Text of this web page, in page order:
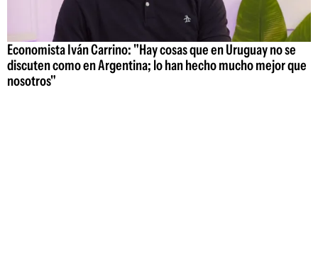
Economista Iván Carrino: "Hay cosas que en Uruguay no se
discuten como en Argentina; lo han hecho mucho mejor que
nosotros"